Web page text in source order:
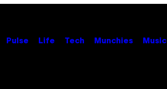
Pulse Life Tech Munchies Music